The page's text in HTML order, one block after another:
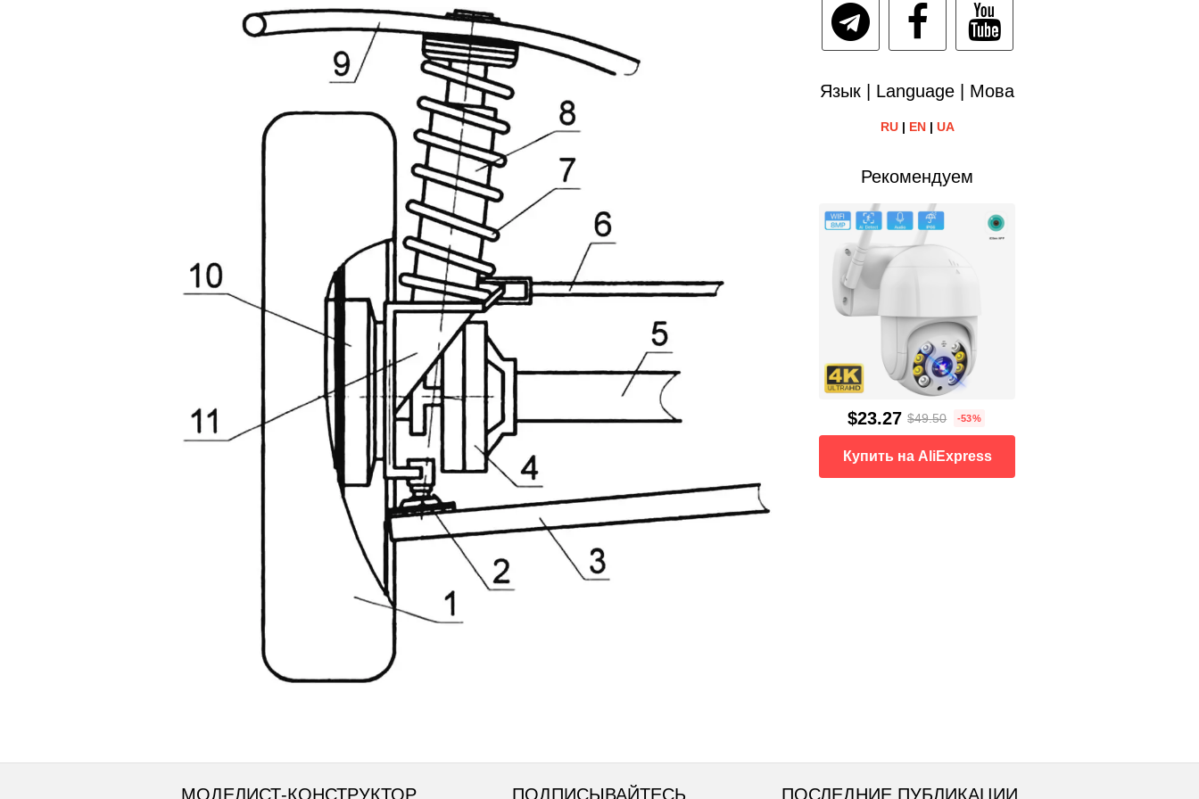
Язык | Language | Мова
RU| EN| UA
Рекомендуем
$23.27 $49.50 -53%
Купить на AliExpress
МОДЕЛИСТ-КОНСТРУКТОР ПОДПИСЫВАЙТЕСЬ ПОСЛЕДНИЕ ПУБЛИКАЦИИ